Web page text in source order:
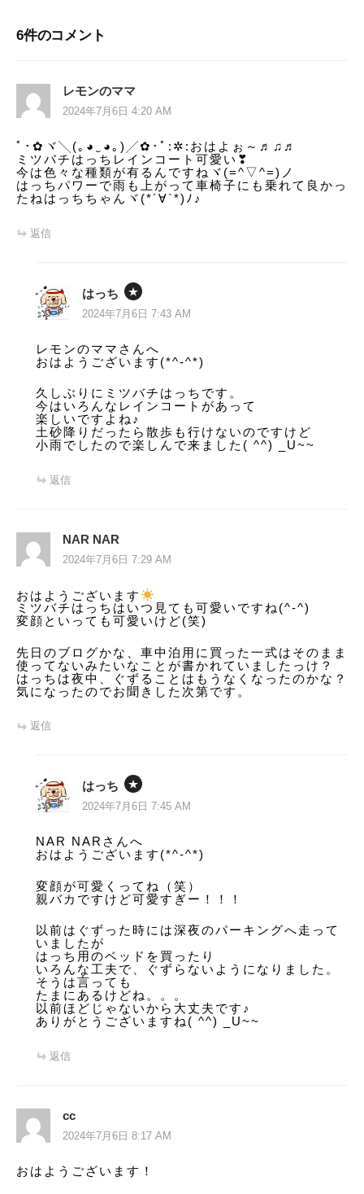
ゲ
シ
ン
6件のコメント
レモンのママ
2024年7月6日 4:20 AM
ﾟ･✿ヾ╲(｡◕‿◕｡)╱✿･ﾟ:✲:おはよぉ～♬♫♬
ミツバチはっちレインコート可愛い❣
今は色々な種類が有るんですねヾ(=^▽^=)ノ
はっちパワーで雨も上がって車椅子にも乗れて良かっ
たねはっちちゃんヾ(*´∀`*)ﾉ♪
返信
はっち
2024年7月6日 7:43 AM
レモンのママさんへ
おはようございます(*^-^*)
久しぶりにミツバチはっちです。
今はいろんなレインコートがあって
楽しいですよね♪
土砂降りだったら散歩も行けないのですけど
小雨でしたので楽しんで来ました( ^^) _U~~
返信
NAR NAR
2024年7月6日 7:29 AM
おはようございます
ミツバチはっちはいつ見ても可愛いですね(^-^)
変顔といっても可愛いけど(笑)
先日のブログかな、車中泊用に買った一式はそのまま
使ってないみたいなことが書かれていましたっけ？
はっちは夜中、ぐずることはもうなくなったのかな？
気になったのでお聞きした次第です。
返信
はっち
2024年7月6日 7:45 AM
NAR NARさんへ
おはようございます(*^-^*)
変顔が可愛くってね（笑）
親バカですけど可愛すぎー！！！
以前はぐずった時には深夜のパーキングへ走って
いましたが
はっち用のベッドを買ったり
いろんな工夫で、ぐずらないようになりました。
そうは言っても
たまにあるけどね。。。
以前ほどじゃないから大丈夫です♪
ありがとうございますね( ^^) _U~~
返信
cc
2024年7月6日 8:17 AM
おはようございます！